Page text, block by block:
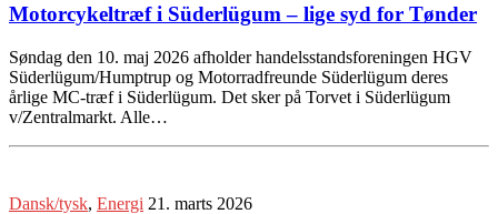
Motorcykeltræf i Süderlügum – lige syd for Tønder
Søndag den 10. maj 2026 afholder handelsstandsforeningen HGV
Süderlügum/Humptrup og Motorradfreunde Süderlügum deres
årlige MC-træf i Süderlügum. Det sker på Torvet i Süderlügum
v/Zentralmarkt. Alle…
Dansk/tysk, Energi 21. marts 2026